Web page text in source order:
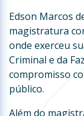
Edson Marcos
magistratura
onde exerceu
Criminal e da
compromisso
público.
Além do